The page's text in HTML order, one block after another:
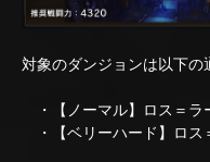
対象のダンジョンは以下の
・【ノーマル】ロス＝ラ
・【ベリーハード】ロス